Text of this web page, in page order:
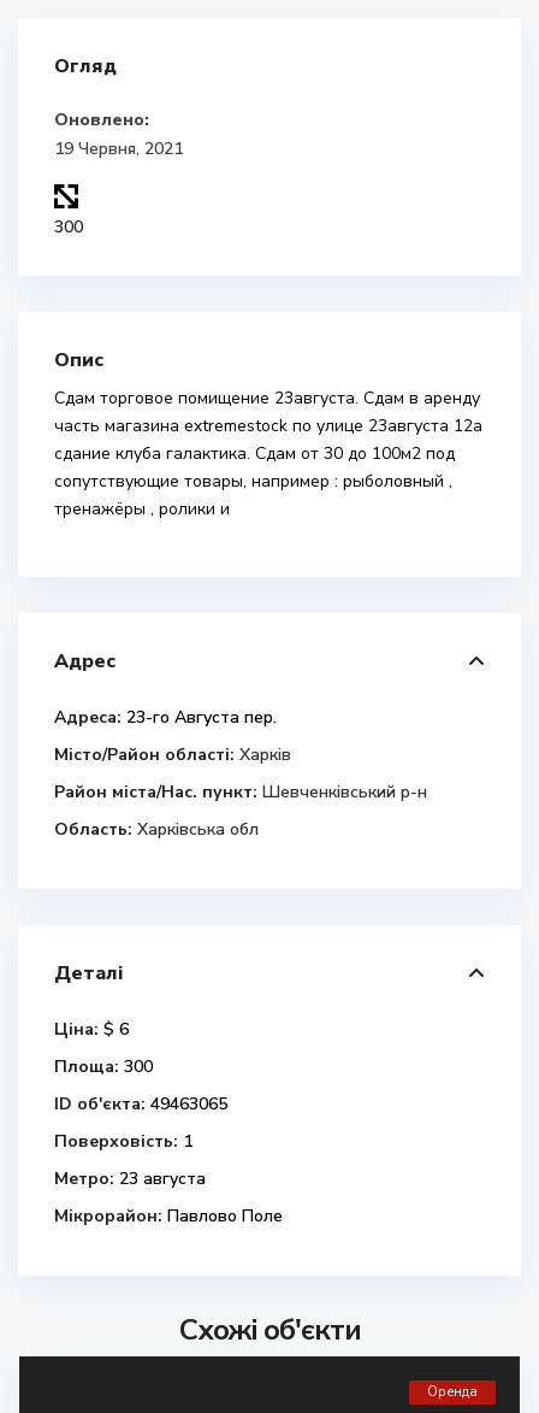
Огляд
Оновлено:
19 Червня, 2021
300
Опис
Сдам торговое помищение 23августа. Сдам в аренду
часть магазина extremestock по улице 23августа 12а
сдание клуба галактика. Сдам от 30 до 100м2 под
сопутствующие товары, например : рыболовный ,
тренажёры , ролики и
Адрес
Адреса: 23-го Августа пер.
Місто/Район області: Харків
Район міста/Нас. пункт: Шевченківський р-н
Область: Харківська обл
Деталі
Ціна: $ 6
Площа: 300
ID об'єкта: 49463065
Поверховість: 1
Метро: 23 августа
Мікрорайон: Павлово Поле
Схожі об'єкти
Оренда